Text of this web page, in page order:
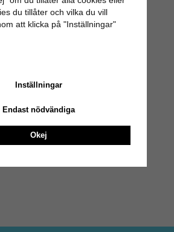
av luckan eller lådan.
ca 3cm (M4)
du tillåter och vilka du vill
att klicka på "Inställningar"
Inställningar
Endast nödvändiga
Okej